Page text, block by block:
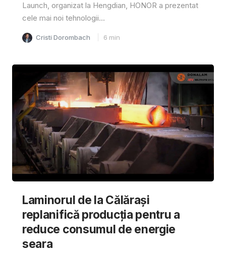
Launch, organizat la Hengdian, HONOR a prezentat
cele mai noi tehnologii...
Cristi Dorombach 6 min
Laminorul de la Călărași
replanifică producția pentru a
reduce consumul de energie
seara